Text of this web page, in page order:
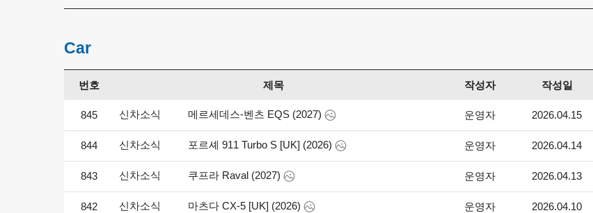
Car
번호 제목 작성자 작성일
845 신차소식 메르세데스-벤츠 EQS (2027) 운영자 2026.04.15
844 신차소식 포르셰 911 Turbo S [UK] (2026) 운영자 2026.04.14
843 신차소식 쿠프라 Raval (2027) 운영자 2026.04.13
842 신차소식 마츠다 CX-5 [UK] (2026) 운영자 2026.04.10